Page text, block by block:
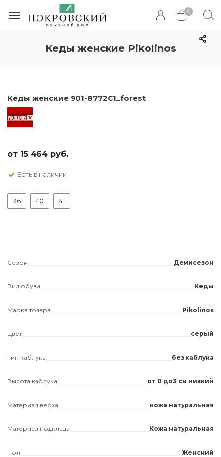
0
Кеды женские Pikolinos
Кеды женские 901-8772C1_forest
от 15 464 руб.
Есть в наличии
36 40 41
Сезон Демисезон
Вид обуви Кеды
Марка товара Pikolinos
Цвет серый
Тип каблука без каблука
Высота каблука от 0 до3 см низкий
Материал верха кожа натуральная
Материал подклада Кожа натуральная
Пол Женский